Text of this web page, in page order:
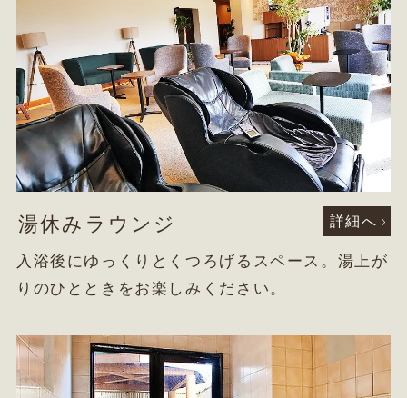
湯休みラウンジ 詳細へ
入浴後にゆっくりとくつろげるスペース。湯上が
りのひとときをお楽しみください。